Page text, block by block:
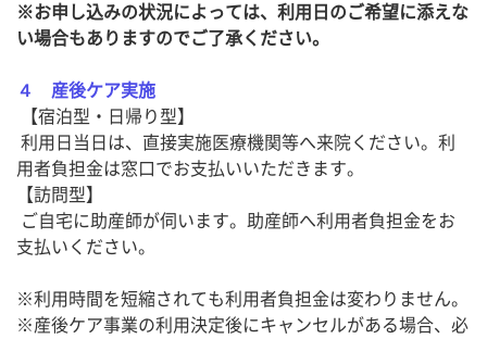
※お申し込みの状況によっては、利用日のご希望に添えな
い場合もありますのでご了承ください。
４ 産後ケア実施
【宿泊型・日帰り型】
利用日当日は、直接実施医療機関等へ来院ください。利
用者負担金は窓口でお支払いいただきます。
【訪問型】
ご自宅に助産師が伺います。助産師へ利用者負担金をお
支払いください。
※利用時間を短縮されても利用者負担金は変わりません。
※産後ケア事業の利用決定後にキャンセルがある場合、必